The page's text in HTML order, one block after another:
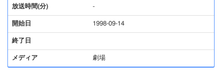
放送時間(分) -
開始日 1998-09-14
終了日
メディア 劇場